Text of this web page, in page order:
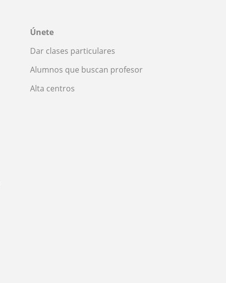
Únete
Dar clases particulares
Alumnos que buscan profesor
Alta centros